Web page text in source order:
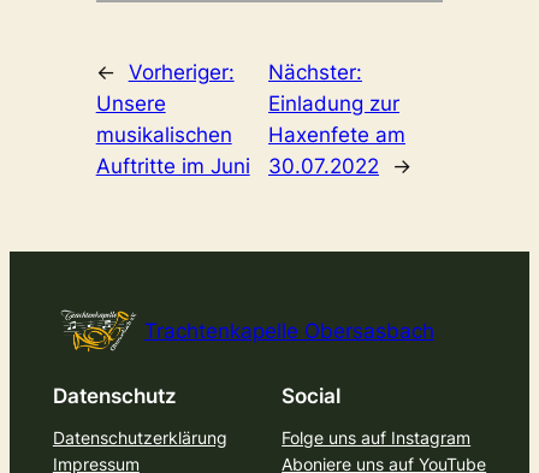
← Vorheriger:
Unsere
musikalischen
Auftritte im Juni
Nächster:
Einladung zur
Haxenfete am
30.07.2022
→
Trachtenkapelle Obersasbach
Datenschutz
Datenschutzerklärung
Impressum
Social
Folge uns auf Instagram
Aboniere uns auf YouTube